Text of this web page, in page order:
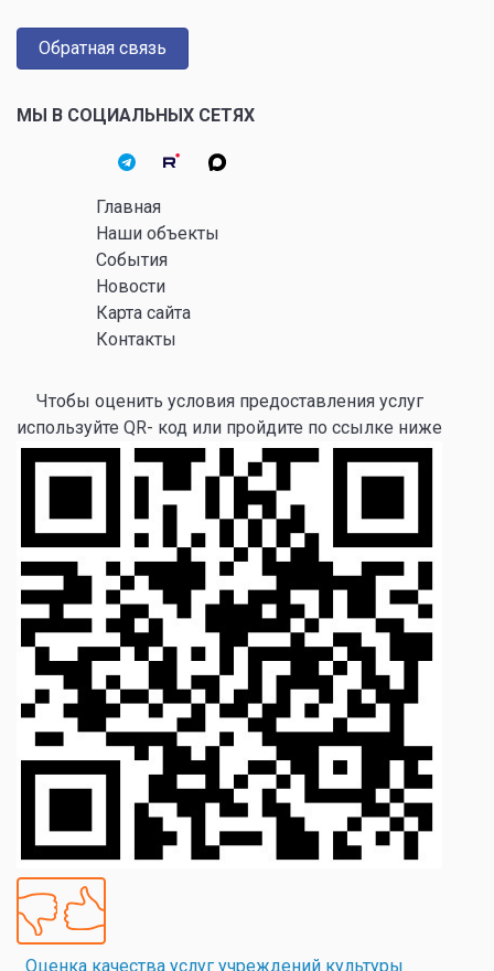
Обратная связь
МЫ В СОЦИАЛЬНЫХ СЕТЯХ
Главная
Наши объекты
События
Новости
Карта сайта
Контакты
Чтобы оценить условия предоставления услуг
используйте QR- код или пройдите по ссылке ниже
Оценка качества услуг учреждений культуры